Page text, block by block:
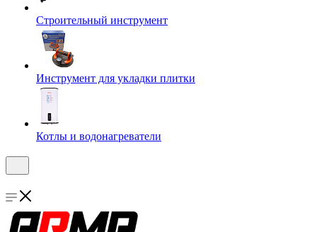
Строительный инструмент
Инструмент для укладки плитки
Котлы и водонагреватели